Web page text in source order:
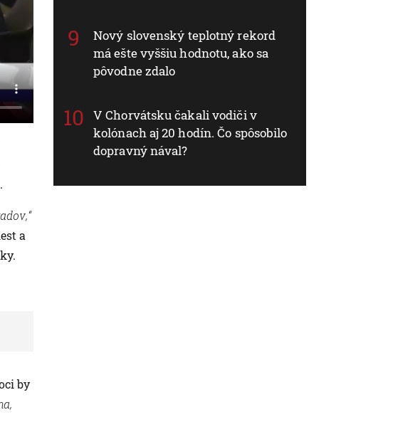
a
by
Nový slovenský teplotný rekord
má ešte vyššiu hodnotu, ako sa
pôvodne zdalo
V Chorvátsku čakali vodiči v
kolónach aj 20 hodín. Čo spôsobilo
dopravný nával?